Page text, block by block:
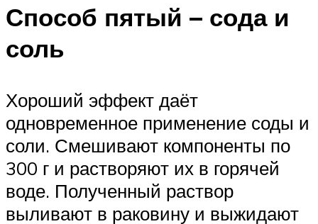
Способ пятый – сода и
соль
Хороший эффект даёт
одновременное применение соды и
соли. Смешивают компоненты по
300 г и растворяют их в горячей
воде. Полученный раствор
выливают в раковину и выжидают